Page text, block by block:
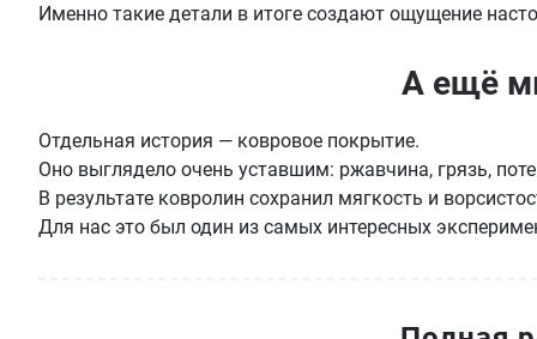
Именно такие детали в итоге создают ощущение
А ещё
Отдельная история — ковровое покрытие.
Оно выглядело очень уставшим: ржавчина, грязь,
В результате ковролин сохранил мягкость и
Для нас это был один из самых интересных